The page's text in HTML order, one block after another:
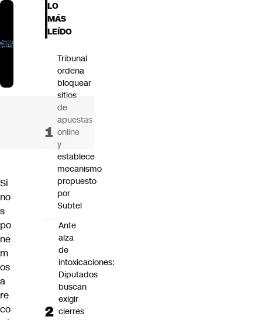
Si
no
s
po
ne
m
os
a
re
co
LO
MÁS
LEÍDO
Tribunal
ordena
bloquear
sitios
de
apuestas
online
y
establece
mecanismo
propuesto
por
Subtel
Ante
alza
de
intoxicaciones:
Diputados
buscan
exigir
cierres